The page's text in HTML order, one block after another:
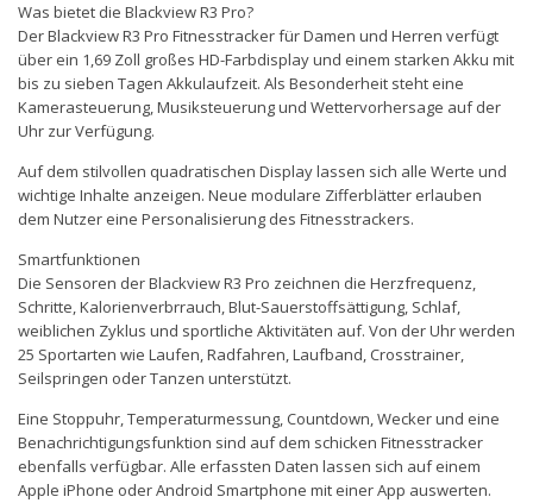
Was bietet die Blackview R3 Pro?
Der Blackview R3 Pro Fitnesstracker für Damen und Herren verfügt
über ein 1,69 Zoll großes HD-Farbdisplay und einem starken Akku mit
bis zu sieben Tagen Akkulaufzeit. Als Besonderheit steht eine
Kamerasteuerung, Musiksteuerung und Wettervorhersage auf der
Uhr zur Verfügung.
Auf dem stilvollen quadratischen Display lassen sich alle Werte und
wichtige Inhalte anzeigen. Neue modulare Zifferblätter erlauben
dem Nutzer eine Personalisierung des Fitnesstrackers.
Smartfunktionen
Die Sensoren der Blackview R3 Pro zeichnen die Herzfrequenz,
Schritte, Kalorienverbrrauch, Blut-Sauerstoffsättigung, Schlaf,
weiblichen Zyklus und sportliche Aktivitäten auf. Von der Uhr werden
25 Sportarten wie Laufen, Radfahren, Laufband, Crosstrainer,
Seilspringen oder Tanzen unterstützt.
Eine Stoppuhr, Temperaturmessung, Countdown, Wecker und eine
Benachrichtigungsfunktion sind auf dem schicken Fitnesstracker
ebenfalls verfügbar. Alle erfassten Daten lassen sich auf einem
Apple iPhone oder Android Smartphone mit einer App auswerten.